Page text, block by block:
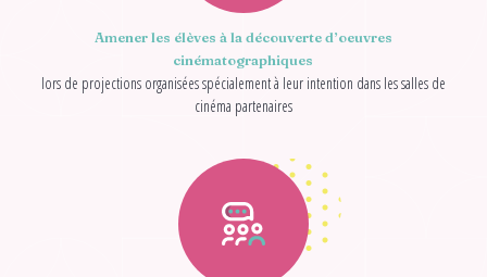
Amener les élèves à la découverte d’oeuvres
cinématographiques
lors de projections organisées spécialement à leur intention dans les salles de
cinéma partenaires